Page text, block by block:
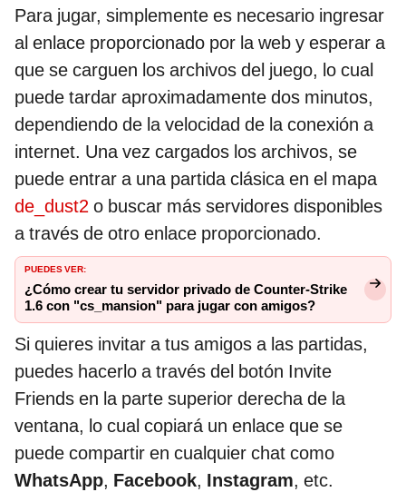
Para jugar, simplemente es necesario ingresar
al enlace proporcionado por la web y esperar a
que se carguen los archivos del juego, lo cual
puede tardar aproximadamente dos minutos,
dependiendo de la velocidad de la conexión a
internet. Una vez cargados los archivos, se
puede entrar a una partida clásica en el mapa
de_dust2 o buscar más servidores disponibles
a través de otro enlace proporcionado.
PUEDES VER:
¿Cómo crear tu servidor privado de Counter-Strike
1.6 con "cs_mansion" para jugar con amigos?
Si quieres invitar a tus amigos a las partidas,
puedes hacerlo a través del botón Invite
Friends en la parte superior derecha de la
ventana, lo cual copiará un enlace que se
puede compartir en cualquier chat como
WhatsApp, Facebook, Instagram, etc.